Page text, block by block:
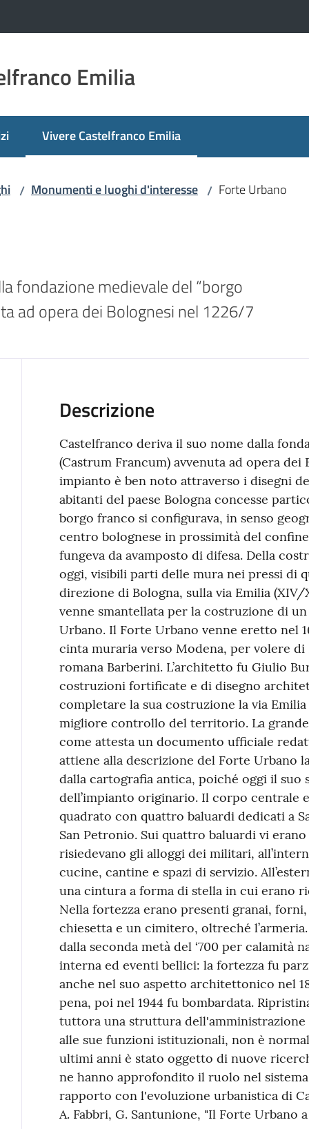
Emilia
Vivere Castelfranco Emilia
Menu selezionato
/ Monumenti e luoghi d'interesse / Forte Urbano
fondazione medievale del “borgo
ad opera dei Bolognesi nel 1226/7
Descrizione
Castelfranco deriva il suo nome dalla
(Castrum Francum) avvenuta ad opera dei
impianto è ben noto attraverso i disegni
abitanti del paese Bologna concesse
borgo franco si configurava, in senso
centro bolognese in prossimità del
fungeva da avamposto di difesa. Della
oggi, visibili parti delle mura nei pressi di
direzione di Bologna, sulla via Emilia
venne smantellata per la costruzione di
Urbano. Il Forte Urbano venne eretto nel
cinta muraria verso Modena, per volere di
romana Barberini. L’architetto fu Giulio
costruzioni fortificate e di disegno
completare la sua costruzione la via
migliore controllo del territorio. La
come attesta un documento ufficiale
attiene alla descrizione del Forte Urbano
dalla cartografia antica, poiché oggi il
dell’impianto originario. Il corpo centrale
quadrato con quattro baluardi dedicati a
San Petronio. Sui quattro baluardi vi
risiedevano gli alloggi dei militari,
cucine, cantine e spazi di servizio.
una cintura a forma di stella in cui erano
Nella fortezza erano presenti granai,
chiesetta e un cimitero, oltreché
dalla seconda metà del ‘700 per calamità
interna ed eventi bellici: la fortezza fu
anche nel suo aspetto architettonico nel
pena, poi nel 1944 fu bombardata.
tuttora una struttura
alle sue funzioni istituzionali, non è
ultimi anni è stato oggetto di nuove
ne hanno approfondito il ruolo nel
rapporto con l'evoluzione urbanistica di
A. Fabbri, G. Santunione, "Il Forte Urbano